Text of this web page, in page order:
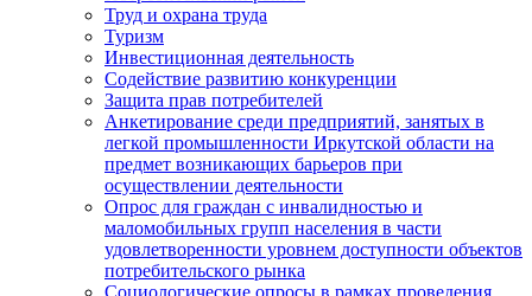
Труд и охрана труда
Туризм
Инвестиционная деятельность
Содействие развитию конкуренции
Защита прав потребителей
Анкетирование среди предприятий, занятых в
легкой промышленности Иркутской области на
предмет возникающих барьеров при
осуществлении деятельности
Опрос для граждан с инвалидностью и
маломобильных групп населения в части
удовлетворенности уровнем доступности объектов
потребительского рынка
Социологические опросы в рамках проведения